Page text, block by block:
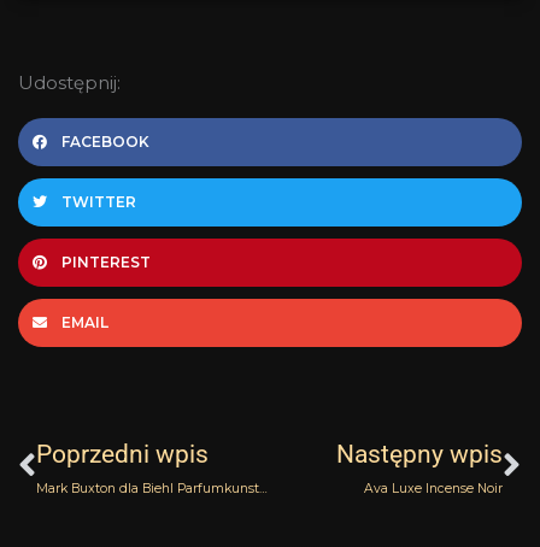
Udostępnij:
FACEBOOK
TWITTER
PINTEREST
EMAIL
Poprzedni wpis
Mark Buxton dla Biehl Parfumkunstwerke
Następny wpis
Ava Luxe Incense Noir